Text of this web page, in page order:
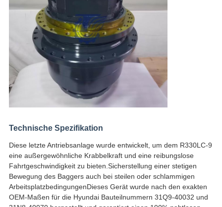
Technische Spezifikation
Diese letzte Antriebsanlage wurde entwickelt, um dem R330LC-9
eine außergewöhnliche Krabbelkraft und eine reibungslose
Fahrtgeschwindigkeit zu bieten.Sicherstellung einer stetigen
Bewegung des Baggers auch bei steilen oder schlammigen
ArbeitsplatzbedingungenDieses Gerät wurde nach den exakten
OEM-Maßen für die Hyundai Bauteilnummern 31Q9-40032 und